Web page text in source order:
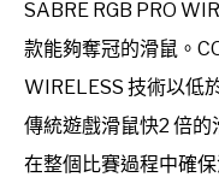
SABRE RGB PRO
款能夠奪冠的滑鼠。
WIRELESS 技術以低
傳統遊戲滑鼠快2 倍
在整個比賽過程中確